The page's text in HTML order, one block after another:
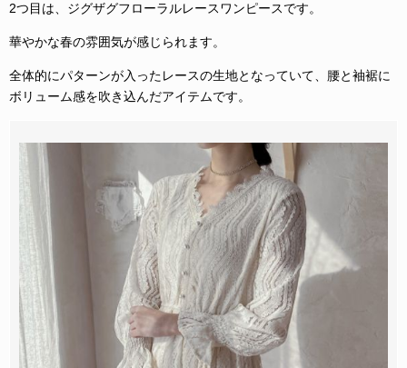
2つ目は、ジグザグフローラルレースワンピースです。
華やかな春の雰囲気が感じられます。
全体的にパターンが入ったレースの生地となっていて、腰と袖裾に
ボリューム感を吹き込んだアイテムです。